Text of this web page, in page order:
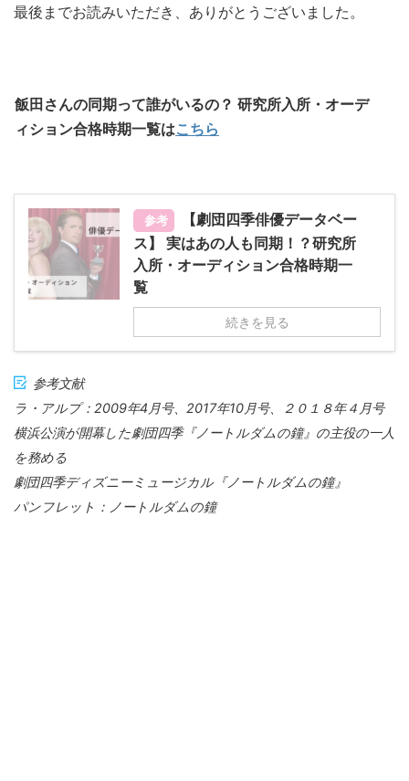
最後までお読みいただき、ありがとうございました。
飯田さんの同期って誰がいるの？ 研究所入所・オーデ
ィション合格時期一覧はこちら
参考
【劇団四季俳優データベー
ス】 実はあの人も同期！？研究所
入所・オーディション合格時期一
覧
続きを見る
参考文献
ラ・アルプ：2009年4月号、2017年10月号、２０１８年４月号
横浜公演が開幕した劇団四季『ノートルダムの鐘』の主役の一人
を務める
劇団四季ディズニーミュージカル『ノートルダムの鐘』
パンフレット：ノートルダムの鐘